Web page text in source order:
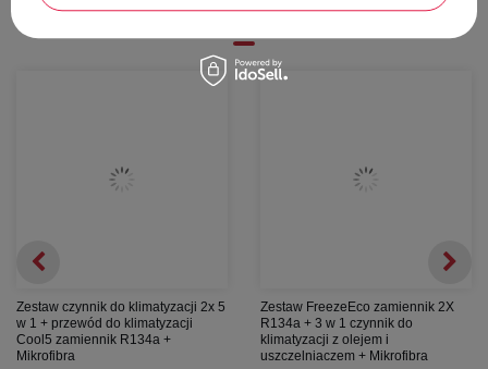
zamówienia
Zestaw czynnik do klimatyzacji 2x 5
w 1 + przewód do klimatyzacji
Cool5 zamiennik R134a +
Mikrofibra
Zestaw FreezeEco zamiennik 2X
R134a + 3 w 1 czynnik do
klimatyzacji z olejem i
uszczelniaczem + Mikrofibra